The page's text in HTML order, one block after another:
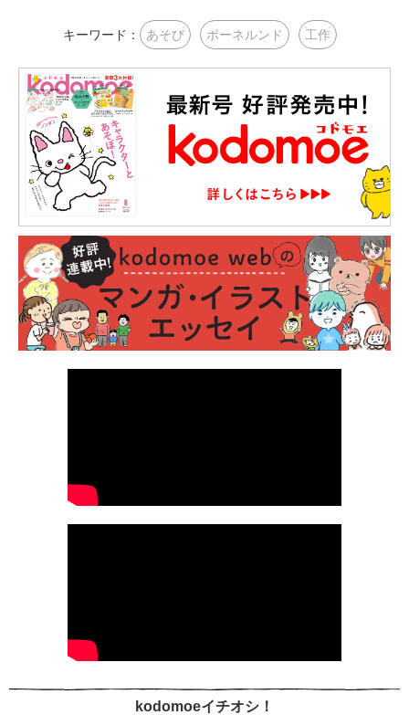
キーワード： あそび ボーネルンド 工作
kodomoeイチオシ！